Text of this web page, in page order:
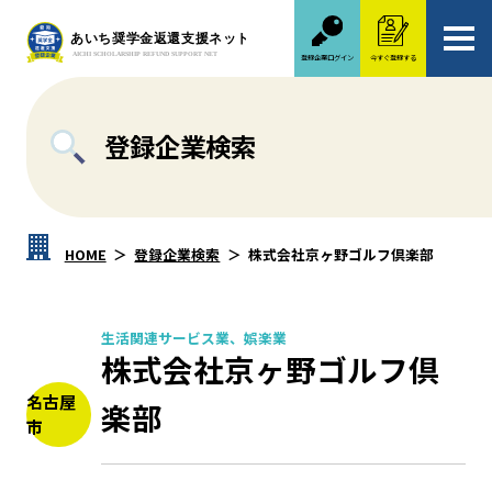
登録企業ログイン 今すぐ登録する
登録企業検索
HOME 登録企業検索 株式会社京ヶ野ゴルフ倶楽部
名古屋
市
生活関連サービス業、娯楽業
株式会社京ヶ野ゴルフ倶
楽部